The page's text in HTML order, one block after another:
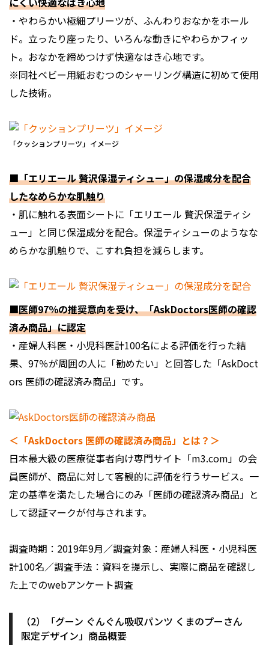
・やわらかい極細プリーツが、ふんわりおなかをホール
ド。立ったり座ったり、いろんな動きにやわらかフィッ
ト。おなかを締めつけず快適なはき心地です。
※同社ベビー用紙おむつのシャーリング構造に初めて使用
した技術。
「クッションプリーツ」イメージ
■「エリエール 贅沢保湿ティシュー」の保湿成分を配合
したなめらかな肌触り
・肌に触れる表面シートに「エリエール 贅沢保湿ティシ
ュー」と同じ保湿成分を配合。保湿ティシューのようなな
めらかな肌触りで、こすれ負担を減らします。
■医師97％の推奨意向を受け、「AskDoctors医師の確認
済み商品」に認定
・産婦人科医・小児科医計100名による評価を行った結
果、97％が周囲の人に「勧めたい」と回答した「AskDoct
ors 医師の確認済み商品」です。
＜「AskDoctors 医師の確認済み商品」とは？＞
日本最大級の医療従事者向け専門サイト「m3.com」の会
員医師が、商品に対して客観的に評価を行うサービス。一
定の基準を満たした場合にのみ「医師の確認済み商品」と
して認証マークが付与されます。
調査時期：2019年9月／調査対象：産婦人科医・小児科医
計100名／調査手法：資料を提示し、実際に商品を確認し
た上でのwebアンケート調査
（2）「グーン ぐんぐん吸収パンツ くまのプーさん
限定デザイン」商品概要